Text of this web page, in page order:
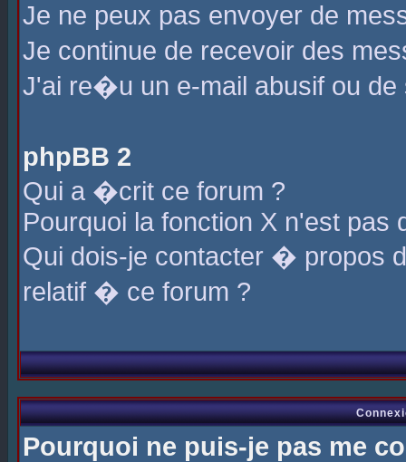
Je ne peux pas envoyer de
Je continue de recevoir des
J'ai re�u un e-mail abusif ou de
phpBB 2
Qui a �crit ce forum ?
Pourquoi la fonction X n'est pas
Qui dois-je contacter � propos
relatif � ce forum ?
Pourquoi ne puis-je pas me